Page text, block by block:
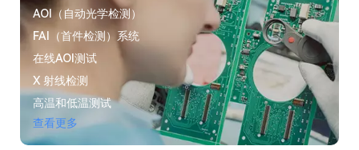
AOI（自动光学检测）
FAI（首件检测）系统
在线AOI测试
X 射线检测
高温和低温测试
查看更多
DFM/DFA检测
查看更多